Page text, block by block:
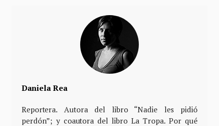
Daniela Rea
Reportera. Autora del libro “Nadie les pidió
perdón”; y coautora del libro La Tropa. Por qué